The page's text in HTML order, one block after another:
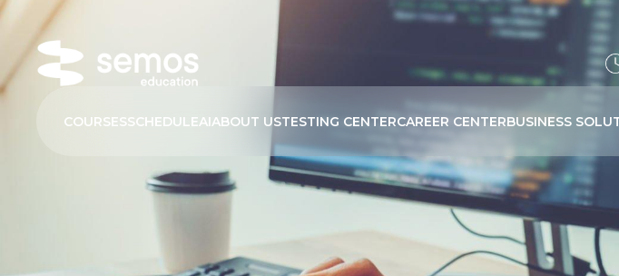
COURSESSCHEDULEAIABOUT USTESTING CENTERCAREER CENTERBUSINESS